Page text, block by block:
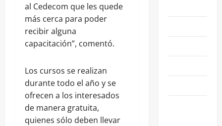
al Cedecom que les quede
más cerca para poder
recibir alguna
capacitación”, comentó.
Los cursos se realizan
durante todo el año y se
ofrecen a los interesados
de manera gratuita,
quienes sólo deben llevar